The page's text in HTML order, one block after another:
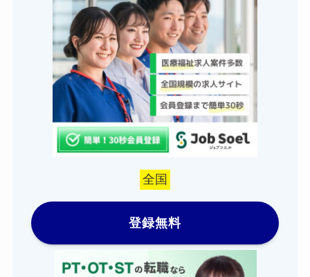
全国
登録無料